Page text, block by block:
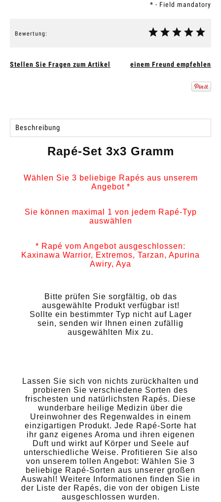
* - Field mandatory
Bewertung:
Stellen Sie Fragen zum Artikel einem Freund empfehlen
Beschreibung
Rapé-Set 3x3 Gramm
Wählen Sie 3 beliebige Rapés aus unserem
Angebot *
Sie können maximal 1 von jedem Rapé-Typ
auswählen
* Rapé vom Angebot ausgeschlossen:
Kaxinawa Warrior, Extremos, Tarzan, Apurina
Awiry, Aya
Bitte prüfen Sie sorgfältig, ob das
ausgewählte Produkt verfügbar ist!
Sollte ein bestimmter Typ nicht auf Lager
sein, senden wir Ihnen einen zufällig
ausgewählten Mix zu.
Lassen Sie sich von nichts zurückhalten und
probieren Sie verschiedene Sorten des
frischesten und natürlichsten Rapés. Diese
wunderbare heilige Medizin über die
Ureinwohner des Regenwaldes in einem
einzigartigen Produkt. Jede Rapé-Sorte hat
ihr ganz eigenes Aroma und ihren eigenen
Duft und wirkt auf Körper und Seele auf
unterschiedliche Weise. Profitieren Sie also
von unserem tollen Angebot: Wählen Sie 3
beliebige Rapé-Sorten aus unserer großen
Auswahl! Weitere Informationen finden Sie in
der Liste der Rapés, die von der obigen Liste
ausgeschlossen wurden.